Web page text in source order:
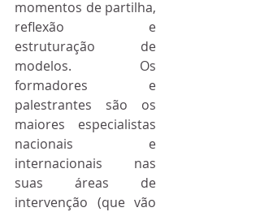
momentos de partilha,
reflexão e
estruturação de
modelos. Os
formadores e
palestrantes são os
maiores especialistas
nacionais e
internacionais nas
suas áreas de
intervenção (que vão